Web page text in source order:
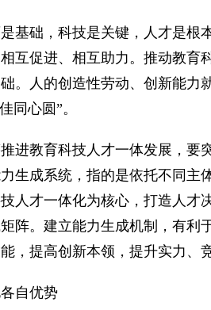
础，科技是关键，人才是根本
互促进、相互助力。推动教育
。人的创造性劳动、创新能力
同心圆”。
教育科技人才一体发展，要
生成系统，指的是依托不同主
人才一体化为核心，打造人才
阵。建立能力生成机制，有利
，提高创新本领，提升实力、
自优势